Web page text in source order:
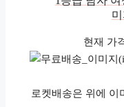
현재 가
로켓배송은 위에 이